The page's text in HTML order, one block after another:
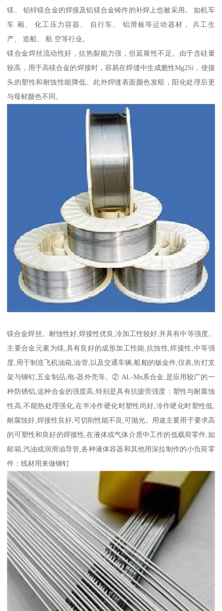
镁、 铝锌镁合金的焊接及铝镁合金铸件的补焊上也被采用。 如机车
车 厢、 化工压力容器、 自行车、 铝滑板等运动器材， 兵工生
产、 造船、 航 空等行业。
镁合金焊丝流动性好，抗热裂能力强，但延展性不足。由于含硅量
较高，用于高镁合金的焊接时，容易在焊缝中生成脆性Mg2Si，使接
头的塑性和耐蚀性能降低。此外焊缝表面颜色发暗，阳化处理后更
与母材颜色不同。
镁合金焊丝。耐蚀性好,焊接性优良,冷加工性较好,并具有中等强度。
主要合金元素为镁,具有良好的成形加工性能,抗蚀性,焊接性,中等强
度,用于制造飞机油箱,油管,以及交通车辆,船舶的钣金件,仪表,街灯支
架与铆钉,五金制品,电-器外壳等。② AL-Mn系合金,是应用较广的一
种防锈铝,这种合金的强度高,特别是具有抗疲劳强度：塑性与耐腐蚀
性高,不能热处理强化,在半冷作硬化时塑性尚好,冷作硬化时塑性低,
耐腐蚀好,焊接性良好,可切削性能不良,可抛光。用途主要用于要求高
的可塑性和良好的焊接性,在液体或气体介质中工作的低载荷零件,如
邮箱,汽油或润滑油导管,各种液体容器和其他用深拉制作的小负荷零
件：线材用来做铆钉